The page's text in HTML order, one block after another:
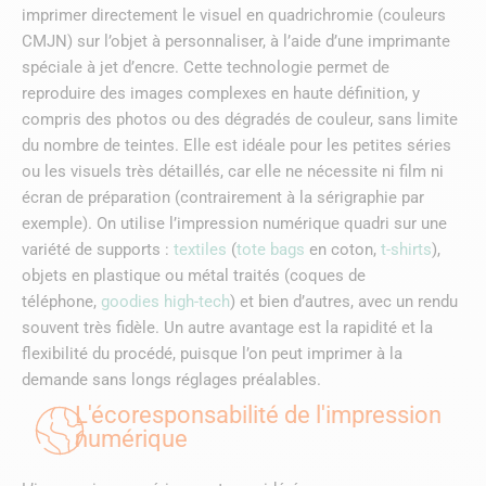
imprimer directement le visuel en quadrichromie (couleurs
CMJN) sur l’objet à personnaliser, à l’aide d’une imprimante
spéciale à jet d’encre. Cette technologie permet de
reproduire des images complexes en haute définition, y
compris des photos ou des dégradés de couleur, sans limite
du nombre de teintes. Elle est idéale pour les petites séries
ou les visuels très détaillés, car elle ne nécessite ni film ni
écran de préparation (contrairement à la sérigraphie par
exemple). On utilise l’impression numérique quadri sur une
variété de supports : textiles (tote bags en coton, t-shirts),
objets en plastique ou métal traités (coques de
téléphone, goodies high-tech) et bien d’autres, avec un rendu
souvent très fidèle. Un autre avantage est la rapidité et la
flexibilité du procédé, puisque l’on peut imprimer à la
demande sans longs réglages préalables.
L'écoresponsabilité de l'impression
numérique